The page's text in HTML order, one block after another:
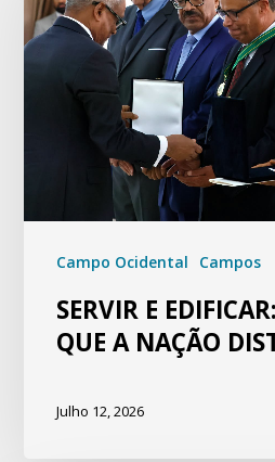
Campo Ocidental Campos
SERVIR E
QUE A NAÇÃO
Julho 12, 2026